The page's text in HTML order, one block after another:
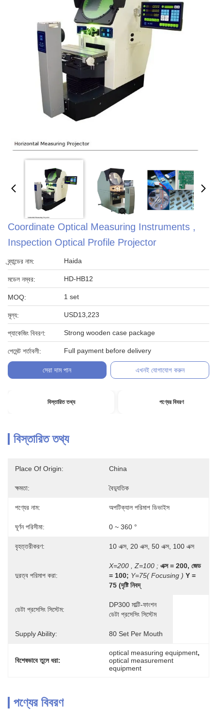
Coordinate Optical Measuring Instruments ,
Inspection Optical Profile Projector
ব্র্যান্ডের নাম: Haida
মডেল নম্বর: HD-HB12
MOQ: 1 set
মূল্য: USD13,223
প্যাকেজিং বিবরণ: Strong wooden case package
পেমেন্ট শর্তাবলী: Full payment before delivery
সেরা দাম পান এখনই যোগাযোগ করুন
বিস্তারিত তথ্য পণ্যের বিবরণ
বিস্তারিত তথ্য
Place Of Origin: China
ক্ষমতা: বৈদ্যুতিক
পণ্যের নাম: অপটিক্যাল পরিমাপ ডিভাইস
ঘূর্ণন পরিসীমা: 0 ~ 360 °
বৃহত্তরীকরণ: 10 এক্স, 20 এক্স, 50 এক্স, 100 এক্স
দুরত্ব পরিমাপ করা:
X=200 , Z=100 ; এক্স = 200, জেড
= 100; Y=75( Focusing ) Y =
75 (দৃষ্টি নিবদ্
ডেটা প্রসেসিং সিস্টেম:
DP300 মাল্টি-ফাংশন
ডেটা প্রসেসিং সিস্টেম
Supply Ability: 80 Set Per Mouth
বিশেষভাবে তুলে ধরা:
optical measuring equipment
optical measurement
equipment
পণ্যের বিবরণ